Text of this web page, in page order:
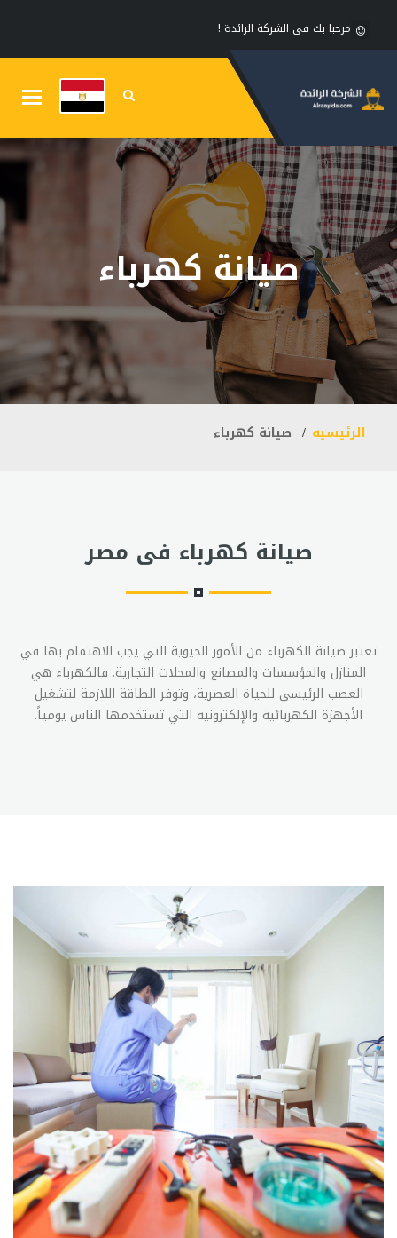
مرحبا بك فى الشركة الرائدة !
صيانة كهرباء
الرئيسيه صيانة كهرباء
صيانة كهرباء فى مصر
تعتبر صيانة الكهرباء من الأمور الحيوية التي يجب الاهتمام بها في
المنازل والمؤسسات والمصانع والمحلات التجارية. فالكهرباء هي
العصب الرئيسي للحياة العصرية، وتوفر الطاقة اللازمة لتشغيل
الأجهزة الكهربائية والإلكترونية التي تستخدمها الناس يومياً.